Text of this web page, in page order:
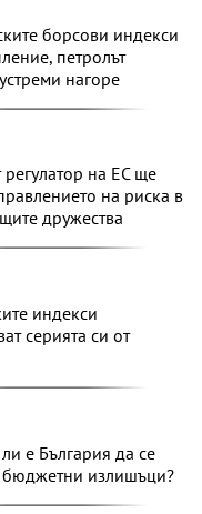
борсови индекси
петролът
нагоре
регулатор на ЕС ще
на риска в
дружества
индекси
серията си от
е България да се
бюджетни излишъци?